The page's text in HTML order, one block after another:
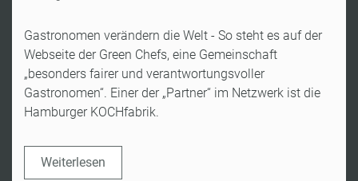
Gastronomen verändern die Welt - So steht es auf der
Webseite der Green Chefs, eine Gemeinschaft
„besonders fairer und verantwortungsvoller
Gastronomen“. Einer der „Partner“ im Netzwerk ist die
Hamburger KOCHfabrik.
Weiterlesen